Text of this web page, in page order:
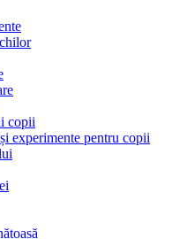
copii
experimente pentru copii